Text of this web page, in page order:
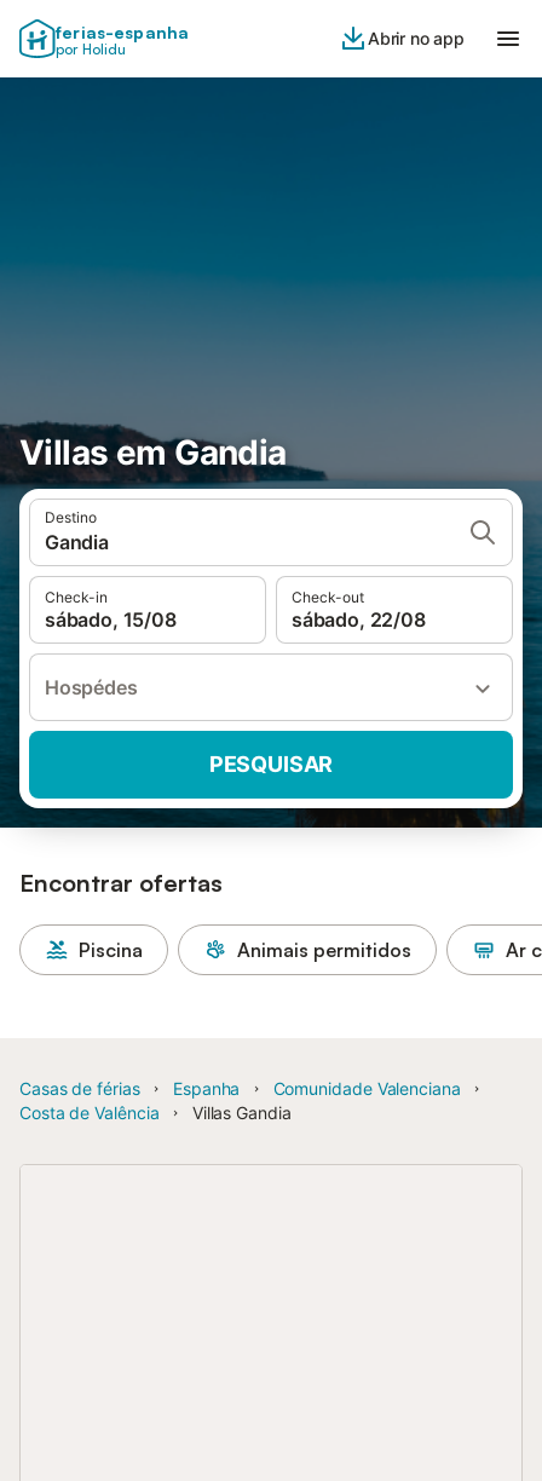
ferias-espanha
por Holidu
Abrir no app
Villas em Gandia
Destino
Gandia
Check-in
sábado, 15/08
Check-out
sábado, 22/08
Hospédes
PESQUISAR
Encontrar ofertas
Piscina Animais permitidos Ar
Casas de férias Espanha
Comunidade Valenciana
Costa de Valência
Villas Gandia